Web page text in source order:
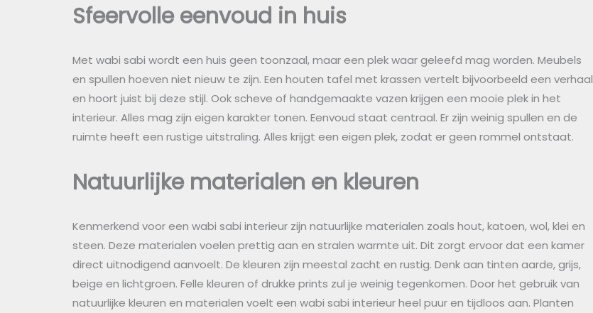
Sfeervolle eenvoud in huis
Met wabi sabi wordt een huis geen toonzaal, maar een plek waar geleefd mag worden. Meubels
en spullen hoeven niet nieuw te zijn. Een houten tafel met krassen vertelt bijvoorbeeld een verhaal
en hoort juist bij deze stijl. Ook scheve of handgemaakte vazen krijgen een mooie plek in het
interieur. Alles mag zijn eigen karakter tonen. Eenvoud staat centraal. Er zijn weinig spullen en de
ruimte heeft een rustige uitstraling. Alles krijgt een eigen plek, zodat er geen rommel ontstaat.
Natuurlijke materialen en kleuren
Kenmerkend voor een wabi sabi interieur zijn natuurlijke materialen zoals hout, katoen, wol, klei en
steen. Deze materialen voelen prettig aan en stralen warmte uit. Dit zorgt ervoor dat een kamer
direct uitnodigend aanvoelt. De kleuren zijn meestal zacht en rustig. Denk aan tinten aarde, grijs,
beige en lichtgroen. Felle kleuren of drukke prints zul je weinig tegenkomen. Door het gebruik van
natuurlijke kleuren en materialen voelt een wabi sabi interieur heel puur en tijdloos aan. Planten